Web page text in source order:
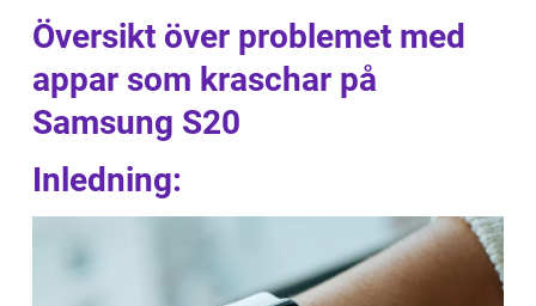
Översikt över problemet med
appar som kraschar på
Samsung S20
Inledning: